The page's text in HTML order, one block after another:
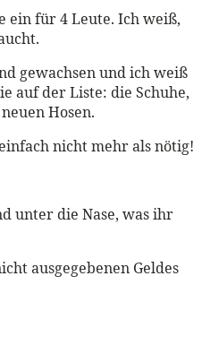
ein für 4 Leute. Ich weiß,
gewachsen und ich weiß
auf der Liste: die Schuhe,
Hosen.
nicht mehr als nötig!
unter die Nase, was ihr
ausgegebenen Geldes